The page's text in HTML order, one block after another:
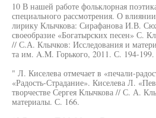
10 В нашей работе фольклорная
специального рассмотрения. О
лирику Клычкова: Сирафанова И.В.
своеобразие «Богатырских песен» С.
// С.А. Клычков: Исследования и
та им. A.M. Горького, 2011. С. 194-199.
" Л. Киселева отмечает в «печали-
«Радость-Страдание». Киселева Л.
творчестве Сергея Клычкова // С. А.
материалы. С. 166.